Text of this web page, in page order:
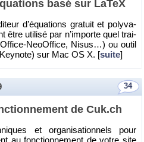
basé sur LaTeX
d’équa­tions gra­tuit et po­ly­va­
être uti­lisé par n’im­porte quel trai­
NeoOf­fice, Nisus…) ou outil
sur Mac OS X. [suite]
34
de Cuk.​ch
et or­ga­ni­sa­tion­nels pour
au fonc­tion­ne­ment de votre site